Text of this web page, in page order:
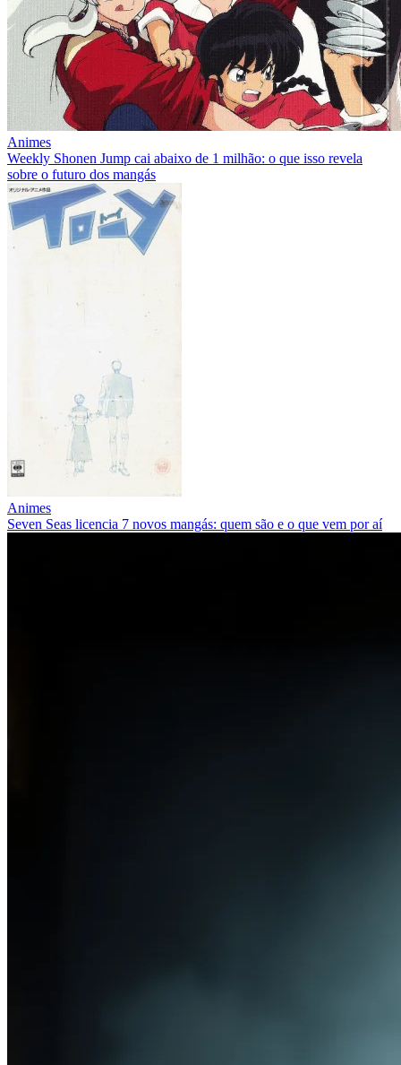
Animes
Weekly Shonen Jump cai abaixo de 1 milhão: o que isso revela
sobre o futuro dos mangás
Animes
Seven Seas licencia 7 novos mangás: quem são e o que vem por aí